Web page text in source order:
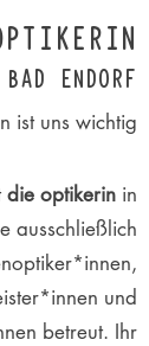
ENDORF
ist uns wichtig
die optikerin in
ausschließlich
und
betreut. Ihr